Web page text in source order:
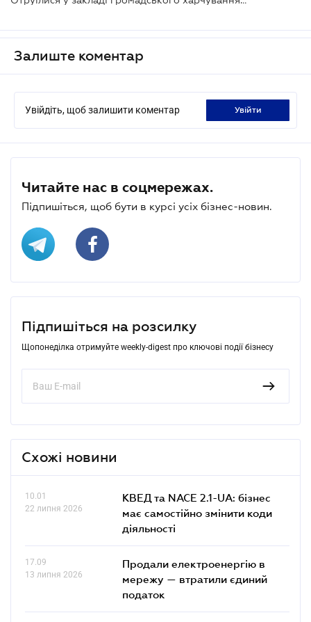
Залиште коментар
Увійдіть, щоб залишити коментар увійти
Читайте нас в соцмережах.
Підпишіться, щоб бути в курсі усіх бізнес-новин.
Підпишіться на розсилку
Щопонеділка отримуйте weekly-digest про ключові події бізнесу
Схожі новини
10.01
22 липня 2026
КВЕД та NACE 2.1-UA: бізнес
має самостійно змінити коди
діяльності
17.09
13 липня 2026
Продали електроенергію в
мережу — втратили єдиний
податок